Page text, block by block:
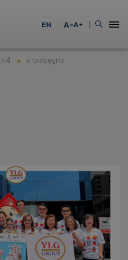
EN A-A+
ะห์
ข่าวเศรษฐกิจ